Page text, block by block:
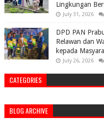
Lingkungan
July 31, 2026
DPD PAN
Relawan dan
kepada
July 26, 2026
CATEGORIES
BLOG ARCHIVE